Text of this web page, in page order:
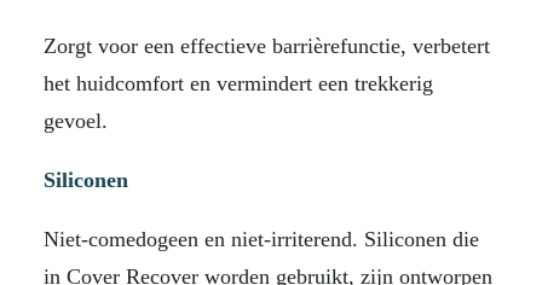
Zorgt voor een effectieve barrièrefunctie, verbetert
het huidcomfort en vermindert een trekkerig
gevoel.
Siliconen
Niet-comedogeen en niet-irriterend. Siliconen die
in Cover Recover worden gebruikt, zijn ontworpen